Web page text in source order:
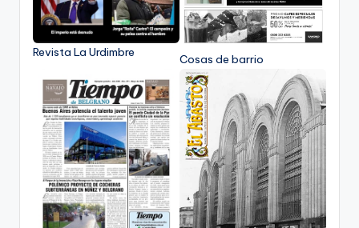
Revista La Urdimbre
Cosas de barrio